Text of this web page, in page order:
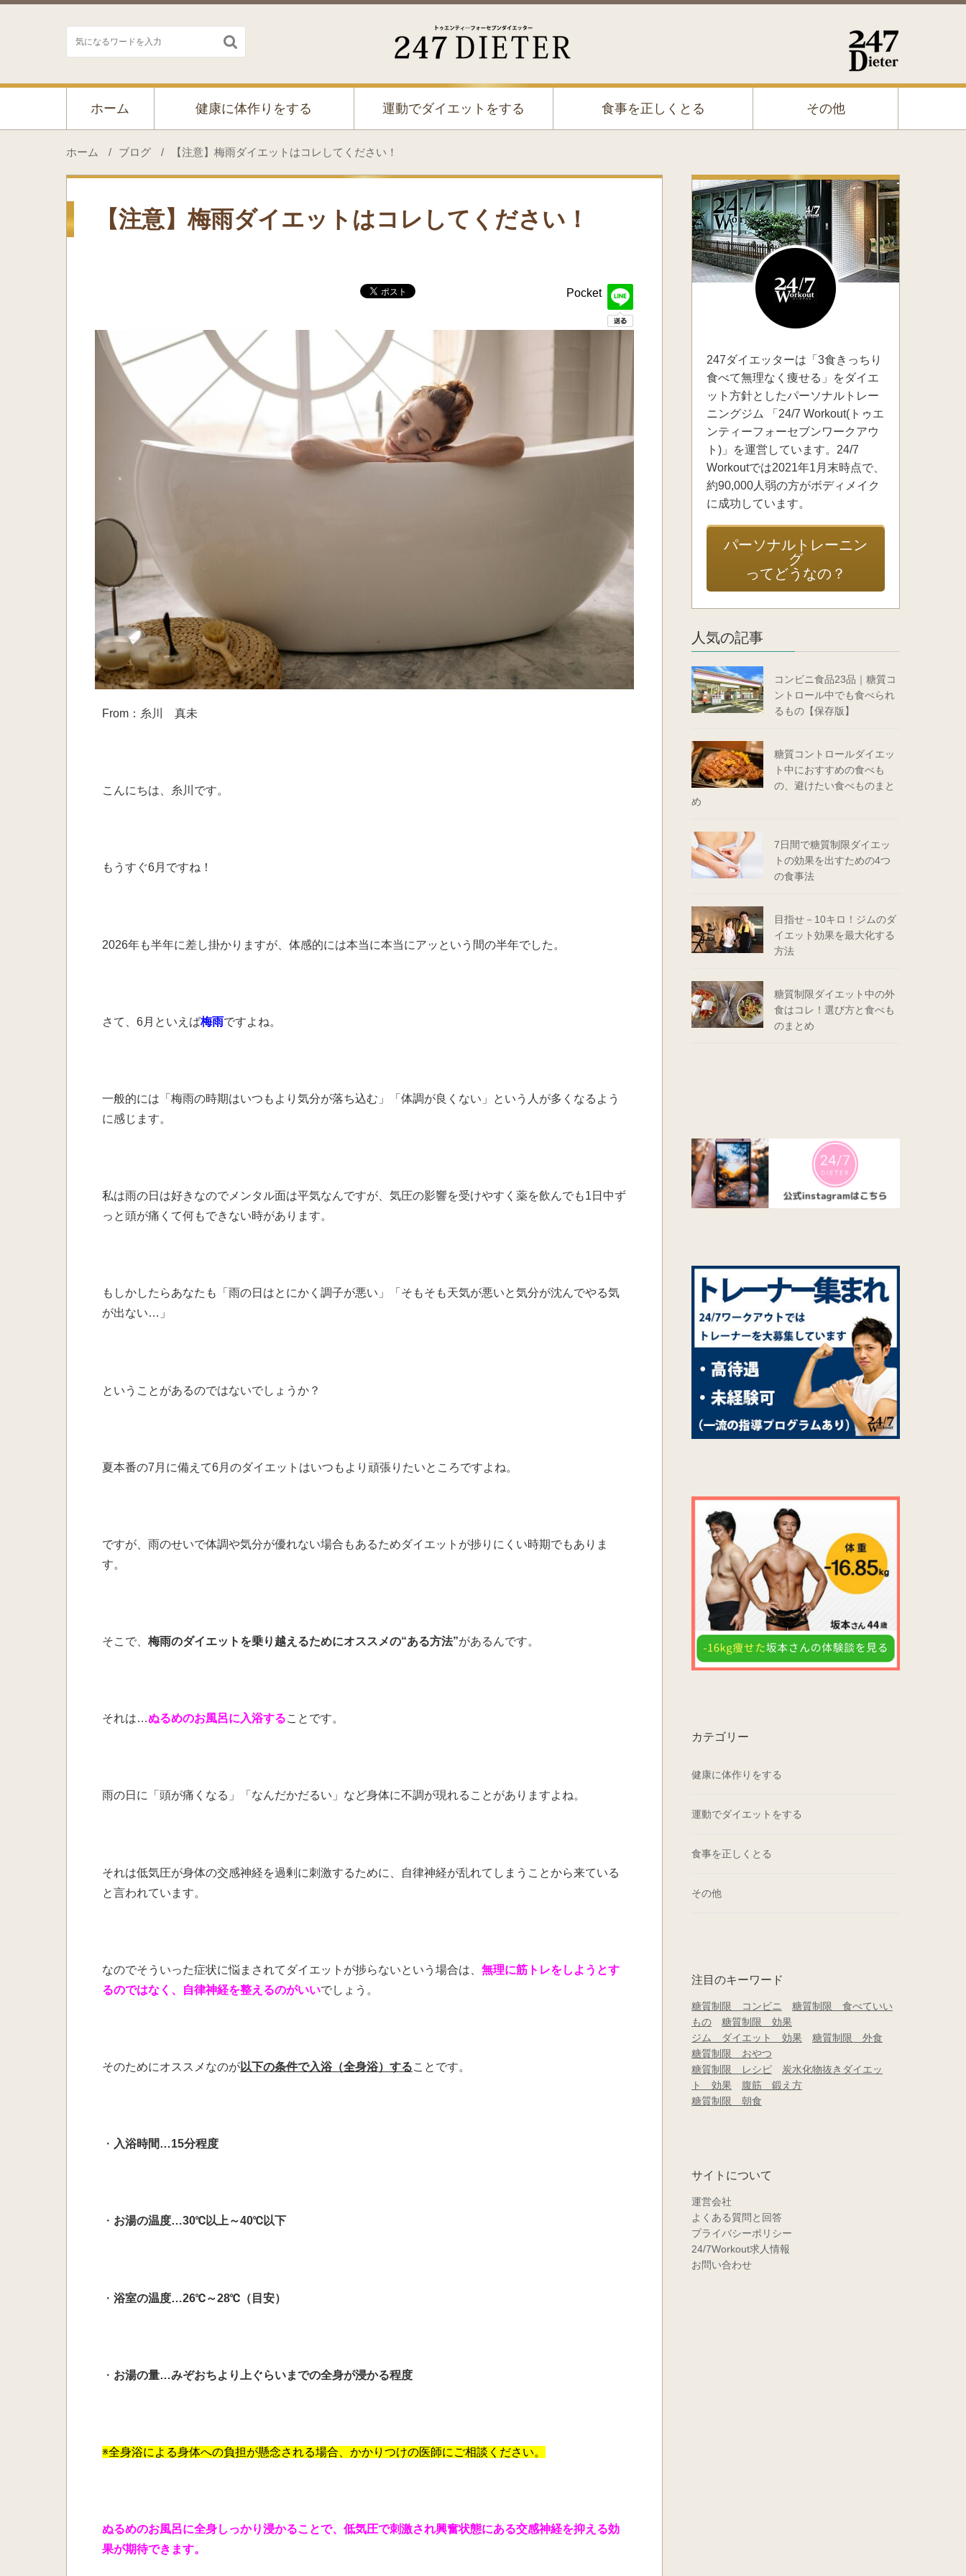

ホーム 健康に体作りをする 運動でダイエットをする 食事を正しくとる その他
ホーム / ブログ / 【注意】梅雨ダイエットはコレしてください！
【注意】梅雨ダイエットはコレしてください！
Pocket
From：糸川 真未
こんにちは、糸川です。
もうすぐ6月ですね！
2026年も半年に差し掛かりますが、 体感的には本当に本当にアッという間の半年でした。
さて、6月といえば梅雨ですよね。
一般的には 「梅雨の時期はいつもより 気分が落ち込む」 「体調が良くない」
という人が多くなるよう
に感じます。
私は雨の日は好きなので メンタル面は平気なんですが、 気圧の影響を受けやすく 薬を飲んでも1日中ず
っと頭が痛くて何もできない時があります。
もしかしたらあなたも 「雨の日はとにかく調子が悪い」 「そもそも天気が悪いと気分が沈んでやる気
が出ない…」
ということがあるのではないでしょうか？
夏本番の7月に備えて6月のダイエットはいつもより 頑張りたいところですよね。
ですが、雨のせいで体調や気分が優れない場合もあるためダイエットが捗りにくい時期でもありま
す。
そこで、 梅雨のダイエットを乗り越えるためにオススメの“ある方法”があるんです。
それは…ぬるめのお風呂に入浴することです。
雨の日に「頭が痛くなる」「なんだかだるい」など身体に不調が現れることがありますよね。
それは低気圧が身体の交感神経を過剰に刺激するために、自律神経が乱れてしまうことから来ている
と言われています。
なのでそういった症状に悩まされてダイエットが捗らないという場合は、 無理に筋トレをしようとす
るのではなく、自律神経を整えるのがいいでしょう。
そのためにオススメなのが以下の条件で入浴（全身浴）することです。
・ 入浴時間…15分程度
・ お湯の温度…30℃以上～40℃以下
・ 浴室の温度…26℃～28℃（目安）
・ お湯の量…みぞおちより上ぐらいまでの全身が浸かる程度
※全身浴による身体への負担が懸念される場合、かかりつけの医師にご相談ください。
ぬるめのお風呂に全身しっかり浸かることで、低気圧で刺激され興奮状態にある交感神経を抑える効
果が期待できます。
247ダイエッターは「3食きっちり
食べて無理なく痩せる」をダイエ
ット方針としたパーソナルトレー
ニングジム 「24/7 Workout(トゥエ
ンティーフォーセブンワークアウ
ト)」を運営しています。24/7
Workoutでは2021年1月末時点で、
約90,000人弱の方がボディメイク
に成功しています。
パーソナルトレーニン
グ
ってどうなの？
人気の記事
コンビニ食品23品｜糖質コ
ントロール中でも食べられ
るもの【保存版】
糖質コントロールダイエッ
ト中におすすめの食べも
の、避けたい食べものまと
め
7日間で糖質制限ダイエッ
トの効果を出すための4つ
の食事法
目指せ－10キロ！ジムのダ
イエット効果を最大化する
方法
糖質制限ダイエット中の外
食はコレ！選び方と食べも
のまとめ
カテゴリー
健康に体作りをする
運動でダイエットをする
食事を正しくとる
その他
注目のキーワード
糖質制限 コンビニ
糖質制限 食べていい
もの
糖質制限 効果
ジム ダイエット 効果
糖質制限 外食
糖質制限 おやつ
糖質制限 レシピ
炭水化物抜きダイエッ
ト 効果
腹筋 鍛え方
糖質制限 朝食
サイトについて
運営会社
よくある質問と回答
プライバシーポリシー
24/7Workout求人情報
お問い合わせ